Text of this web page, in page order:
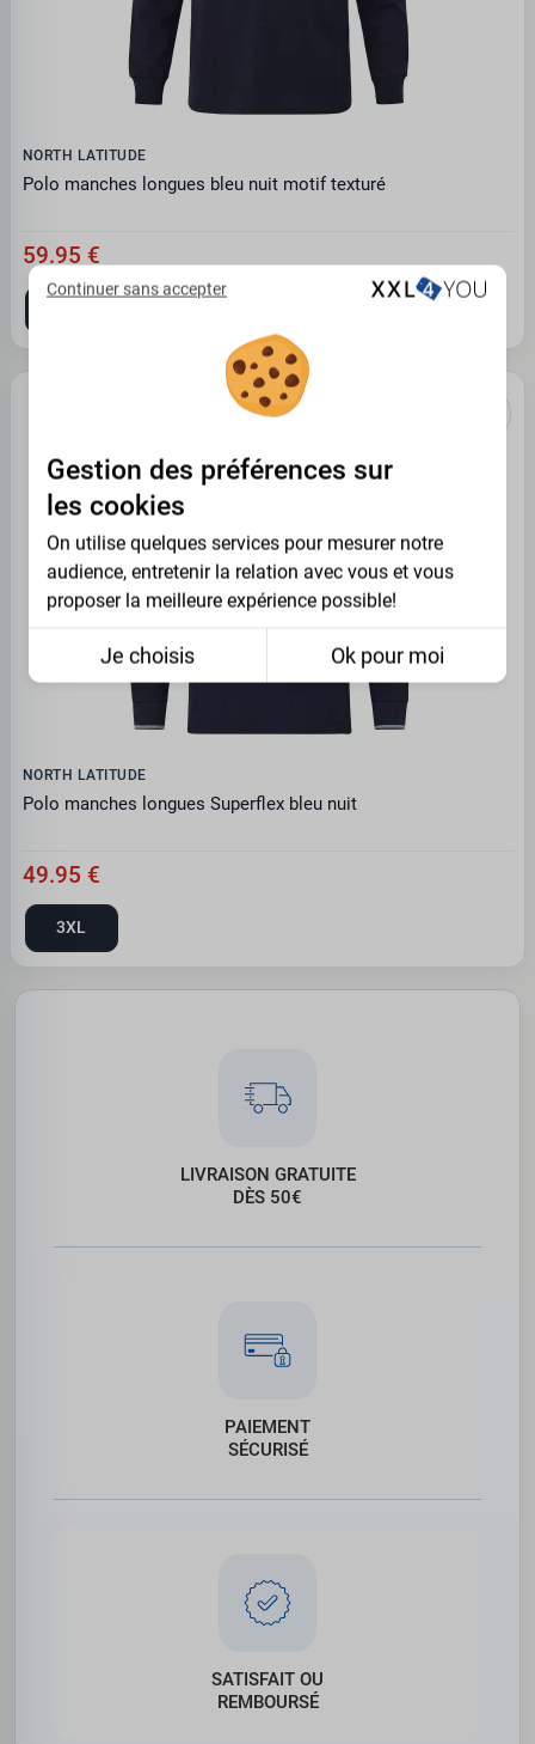
NORTH LATITUDE
Polo manches longues bleu nuit motif texturé
59.95 €
NORTH LATITUDE
Polo manches longues Superflex bleu nuit
49.95 €
3XL
LIVRAISON GRATUITE
DÈS 50€
PAIEMENT
SÉCURISÉ
SATISFAIT OU
REMBOURSÉ
Continuer sans accepter
Gestion des préférences sur
les cookies
On utilise quelques services pour mesurer notre
audience, entretenir la relation avec vous et vous
proposer la meilleure expérience possible!
Je choisis Ok pour moi